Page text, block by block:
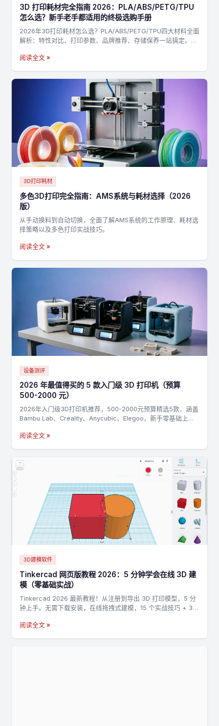
3D 打印耗材完全指南 2026：PLA/ABS/PETG/TPU
怎么选？新手老手都适用的终极选购手册
2026年3D打印耗材怎么选？PLA/ABS/PETG/TPU四大材料全面
解析：特性对比、打印参数、品牌推荐、存储保养一站搞定。附
阅读全文 »
3D打印耗材
多色3D打印完全指南：AMS系统与耗材选择（2026
版）
从手动换料到自动切换，全面了解AMS系统的工作原理、耗材选
择策略以及多色打印实战技巧。
阅读全文 »
设备测评
2026 年最值得买的 5 款入门级 3D 打印机（预算
500-2000 元）
2026年入门级3D打印机推荐，500-2000元预算精选5款，涵盖
Bambu Lab、Creality、Anycubic、Elegoo，新手零基础上手
阅读全文 »
3D建模软件
Tinkercad 网页版教程 2026：5 分钟学会在线 3D 建
模（零基础实战）
Tinkercad 2026 最新教程！从注册到导出 3D 打印模型，5 分
钟上手。无需下载安装，在线拖拽式建模，15 个实战技巧 + 3
阅读全文 »